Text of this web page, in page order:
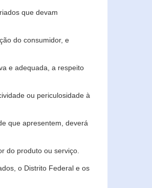
que devam
do consumidor, e
e adequada, a respeito
ou periculosidade à
que apresentem, deverá
do produto ou serviço.
o Distrito Federal e os